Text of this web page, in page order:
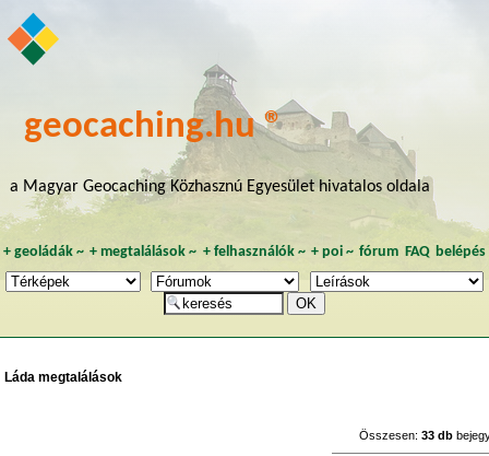
geocaching.hu ®
a Magyar Geocaching Közhasznú Egyesület hivatalos oldala
+ geoládák~ +megtalálások ~ + felhasználók~ + poi~ fórum FAQ belépés
Láda megtalálások
Összesen:33 db